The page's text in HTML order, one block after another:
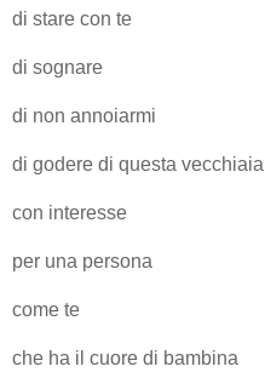
di stare con te
di sognare
di non annoiarmi
di godere di questa
con interesse
per una persona
come te
che ha il cuore di bambina